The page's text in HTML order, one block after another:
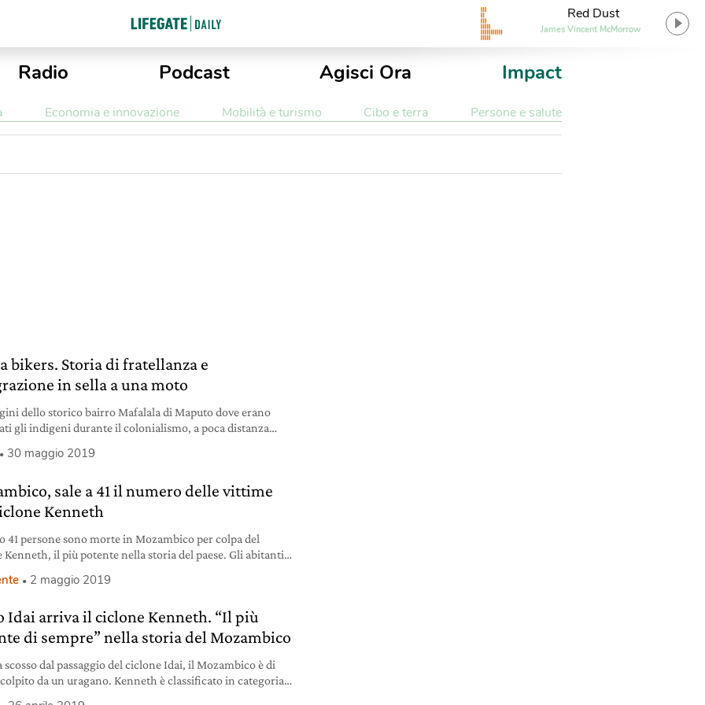
Red Dust
James Vincent McMorrow
Radio Podcast Agisci Ora Impact
Economia e innovazione Mobilità e turismo Cibo e terra Persone e salute
bikers. Storia di fratellanza e
in sella a una moto
dello storico bairro Mafalala di Maputo dove erano
gli indigeni durante il colonialismo, a poca distanza
c’è un bar molto singolare. Le pareti di mattoni e
d’acciaio si legge in
30 maggio 2019
sale a 41 il numero delle vittime
Kenneth
41 persone sono morte in Mozambico per colpa del
Kenneth, il più potente nella storia del paese. Gli abitanti
settimana.
2 maggio 2019
Idai arriva il ciclone Kenneth. “Il più
di sempre” nella storia del Mozambico
scosso dal passaggio del ciclone Idai, il Mozambico è di
da un uragano. Kenneth è classificato in categoria 4